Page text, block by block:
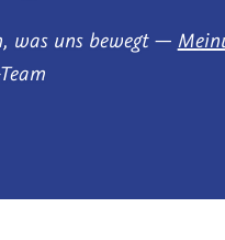
was uns bewegt —